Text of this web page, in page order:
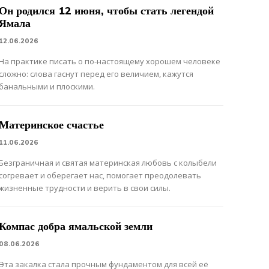
родился 12 июня, чтобы стать легендой
12.06.2026
На практике писать о по-настоящему хорошем человеке
сложно: слова гаснут перед его величием, кажутся
банальными и плоскими.
счастье
11.06.2026
Безграничная и святая материнская любовь с колыбели
согревает и оберегает нас, помогает преодолевать
трудности и верить в свои силы.
добра ямальской земли
08.06.2026
Эта закалка стала прочным фундаментом для всей её